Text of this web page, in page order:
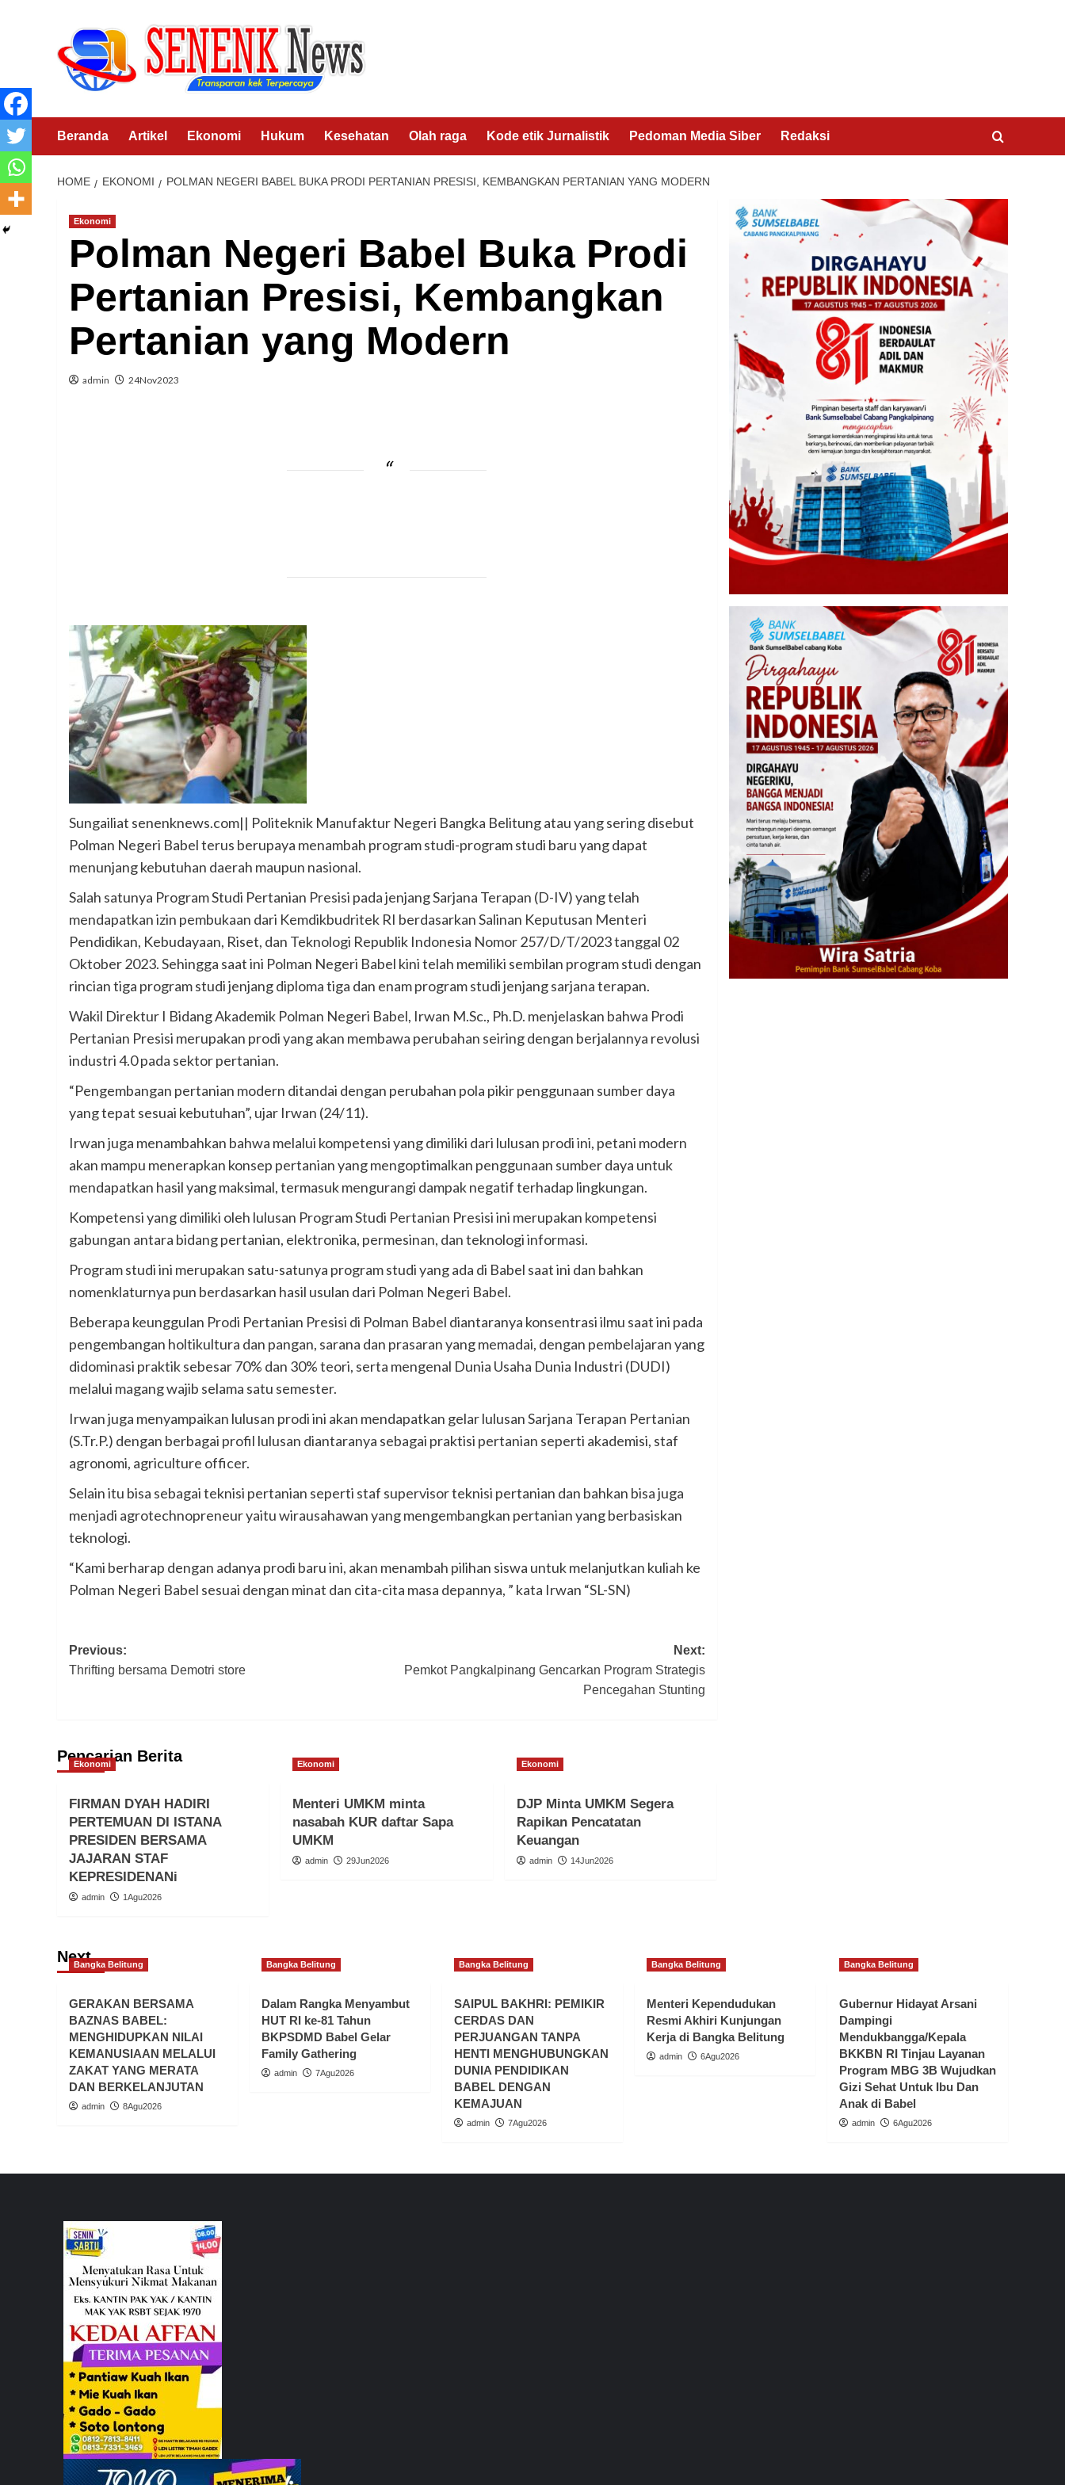
Beranda Artikel Ekonomi Hukum Kesehatan Olah raga Kode etik Jurnalistik Pedoman Media Siber Redaksi
HOME EKONOMI POLMAN NEGERI BABEL BUKA PRODI PERTANIAN PRESISI, KEMBANGKAN PERTANIAN YANG MODERN
Ekonomi
Polman Negeri Babel Buka Prodi
Pertanian Presisi, Kembangkan
Pertanian yang Modern
admin 24Nov2023
Sungailiat senenknews.com|| Politeknik Manufaktur Negeri Bangka Belitung atau yang sering disebut
Polman Negeri Babel terus berupaya menambah program studi-program studi baru yang dapat
menunjang kebutuhan daerah maupun nasional.
Salah satunya Program Studi Pertanian Presisi pada jenjang Sarjana Terapan (D-IV) yang telah
mendapatkan izin pembukaan dari Kemdikbudritek RI berdasarkan Salinan Keputusan Menteri
Pendidikan, Kebudayaan, Riset, dan Teknologi Republik Indonesia Nomor 257/D/T/2023 tanggal 02
Oktober 2023. Sehingga saat ini Polman Negeri Babel kini telah memiliki sembilan program studi dengan
rincian tiga program studi jenjang diploma tiga dan enam program studi jenjang sarjana terapan.
Wakil Direktur I Bidang Akademik Polman Negeri Babel, Irwan M.Sc., Ph.D. menjelaskan bahwa Prodi
Pertanian Presisi merupakan prodi yang akan membawa perubahan seiring dengan berjalannya revolusi
industri 4.0 pada sektor pertanian.
“Pengembangan pertanian modern ditandai dengan perubahan pola pikir penggunaan sumber daya
yang tepat sesuai kebutuhan”, ujar Irwan (24/11).
Irwan juga menambahkan bahwa melalui kompetensi yang dimiliki dari lulusan prodi ini, petani modern
akan mampu menerapkan konsep pertanian yang mengoptimalkan penggunaan sumber daya untuk
mendapatkan hasil yang maksimal, termasuk mengurangi dampak negatif terhadap lingkungan.
Kompetensi yang dimiliki oleh lulusan Program Studi Pertanian Presisi ini merupakan kompetensi
gabungan antara bidang pertanian, elektronika, permesinan, dan teknologi informasi.
Program studi ini merupakan satu-satunya program studi yang ada di Babel saat ini dan bahkan
nomenklaturnya pun berdasarkan hasil usulan dari Polman Negeri Babel.
Beberapa keunggulan Prodi Pertanian Presisi di Polman Babel diantaranya konsentrasi ilmu saat ini pada
pengembangan holtikultura dan pangan, sarana dan prasaran yang memadai, dengan pembelajaran yang
didominasi praktik sebesar 70% dan 30% teori, serta mengenal Dunia Usaha Dunia Industri (DUDI)
melalui magang wajib selama satu semester.
Irwan juga menyampaikan lulusan prodi ini akan mendapatkan gelar lulusan Sarjana Terapan Pertanian
(S.Tr.P.) dengan berbagai profil lulusan diantaranya sebagai praktisi pertanian seperti akademisi, staf
agronomi, agriculture officer.
Selain itu bisa sebagai teknisi pertanian seperti staf supervisor teknisi pertanian dan bahkan bisa juga
menjadi agrotechnopreneur yaitu wirausahawan yang mengembangkan pertanian yang berbasiskan
teknologi.
“Kami berharap dengan adanya prodi baru ini, akan menambah pilihan siswa untuk melanjutkan kuliah ke
Polman Negeri Babel sesuai dengan minat dan cita-cita masa depannya, ” kata Irwan “SL-SN)
Post
navigation
Previous:
Thrifting bersama Demotri store
Next:
Pemkot Pangkalpinang Gencarkan Program Strategis
Pencegahan Stunting
Pencarian Berita
Ekonomi
FIRMAN DYAH HADIRI
PERTEMUAN DI ISTANA
PRESIDEN BERSAMA
JAJARAN STAF
KEPRESIDENANi
admin 1Agu2026
Ekonomi
Menteri UMKM minta
nasabah KUR daftar Sapa
UMKM
admin 29Jun2026
Ekonomi
DJP Minta UMKM Segera
Rapikan Pencatatan
Keuangan
admin 14Jun2026
NextBangka Belitung
GERAKAN BERSAMA
BAZNAS BABEL:
MENGHIDUPKAN NILAI
KEMANUSIAAN MELALUI
ZAKAT YANG MERATA
DAN BERKELANJUTAN
admin 8Agu2026
Bangka Belitung
Dalam Rangka Menyambut
HUT RI ke-81 Tahun
BKPSDMD Babel Gelar
Family Gathering
admin 7Agu2026
Bangka Belitung
SAIPUL BAKHRI: PEMIKIR
CERDAS DAN
PERJUANGAN TANPA
HENTI MENGHUBUNGKAN
DUNIA PENDIDIKAN
BABEL DENGAN
KEMAJUAN
admin 7Agu2026
Bangka Belitung
Menteri Kependudukan
Resmi Akhiri Kunjungan
Kerja di Bangka Belitung
admin 6Agu2026
Bangka Belitung
Gubernur Hidayat Arsani
Dampingi
Mendukbangga/Kepala
BKKBN RI Tinjau Layanan
Program MBG 3B Wujudkan
Gizi Sehat Untuk Ibu Dan
Anak di Babel
admin 6Agu2026